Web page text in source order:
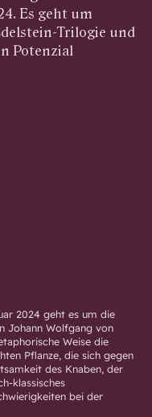
Es geht um
Trilogie und
Potenzial
2024 geht es um die
Johann Wolfgang von
Weise die
Pflanze, die sich gegen
des Knaben, der
klassisches
bei der